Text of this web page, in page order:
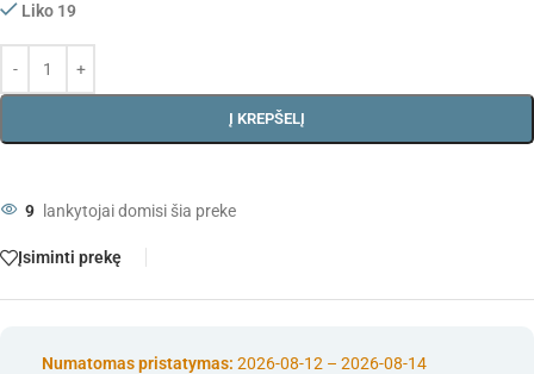
Liko 19
Į KREPŠELĮ
9 lankytojai domisi šia preke
Įsiminti prekę
Numatomas pristatymas: 2026-08-12 – 2026-08-14